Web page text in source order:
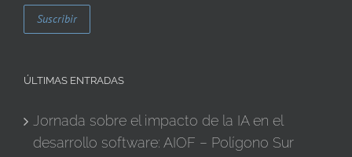
ÚLTIMAS ENTRADAS
Jornada sobre el impacto de la IA en el
desarrollo software: AIOF – Polígono Sur